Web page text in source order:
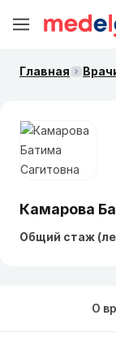
Главная
Камарова
Общий стаж
О